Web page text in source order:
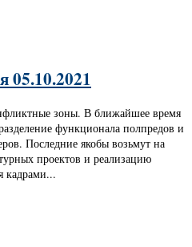
05.10.2021
зоны. В ближайшее время
функционала полпредов и
Последние якобы возьмут на
проектов и реализацию
кадрами...